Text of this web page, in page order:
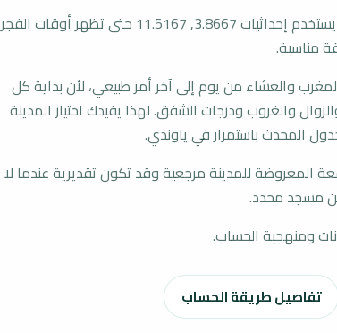
المرجع العام للمدينة يستخدم إحداثيات 3.8667, 11.5167 حتى تظهر أوقات الفجر
مناسبة.
والعشاء من يوم إلى آخر أمر طبيعي، لأن بداية كل
والغروب ودرجات الشفق. لهذا يفيدك اختيار المدينة
المحدث باستمرار في ياوندي.
المعروضة للمدينة مرجعية وقد تكون تقديرية عندما لا
مسجد محدد.
ومنهجية الحساب.
تفاصيل طريقة الحساب